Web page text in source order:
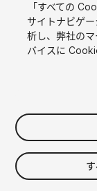
$99.99
消費税は決済時に
「すべての
サイトナビゲ
析し、弊社の
バイスに